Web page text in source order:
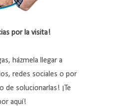
por la visita!
házmela llegar a
redes sociales o por
de solucionarlas! ¡Te
aquí!